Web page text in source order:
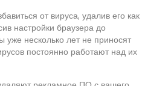
от вируса, удалив его как
настройки браузера до
уже несколько лет не приносят
постоянно работают над их